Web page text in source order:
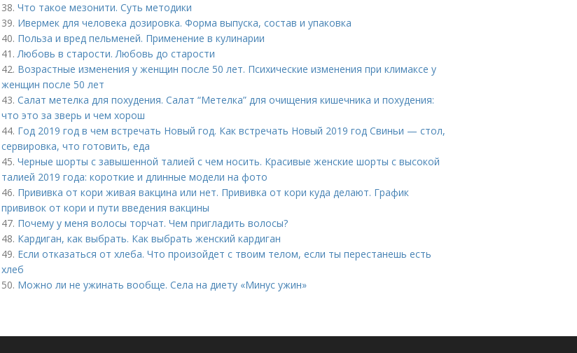
38. Что такое мезонити. Суть методики
39. Ивермек для человека дозировка. Форма выпуска, состав и упаковка
40. Польза и вред пельменей. Применение в кулинарии
41.Любовь в старости. Любовь до старости
42. Возрастные изменения у женщин после 50 лет. Психические изменения при климаксе у
женщин после 50 лет
43. Салат метелка для похудения. Салат “Метелка” для очищения кишечника и похудения:
что это за зверь и чем хорош
44. Год 2019 год в чем встречать Новый год. Как встречать Новый 2019 год Свиньи — стол,
сервировка, что готовить, еда
45. Черные шорты с завышенной талией с чем носить. Красивые женские шорты с высокой
талией 2019 года: короткие и длинные модели на фото
46. Прививка от кори живая вакцина или нет. Прививка от кори куда делают. График
прививок от кори и пути введения вакцины
47. Почему у меня волосы торчат. Чем пригладить волосы?
48. Кардиган, как выбрать. Как выбрать женский кардиган
49. Если отказаться от хлеба. Что произойдет с твоим телом, если ты перестанешь есть
хлеб
50. Можно ли не ужинать вообще. Села на диету «Минус ужин»